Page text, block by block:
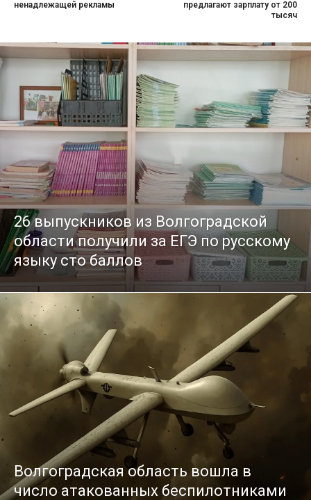
ненадлежащей рекламы
предлагают зарплату от 200
тысяч
26 выпускников из Волгоградской
области получили за ЕГЭ по русскому
языку сто баллов
Волгоградская область вошла в
число атакованных беспилотниками